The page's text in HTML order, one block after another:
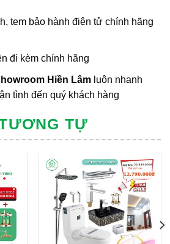
tem bảo hành điện tử chính hãng
đi kèm chính hãng
Hiền Lâmluôn nhanh
tình đến quý khách hàng
TỰ